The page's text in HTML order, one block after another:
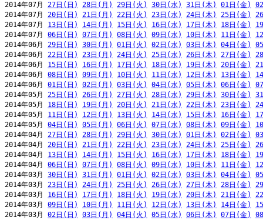
2014年07月 27日(日) 28日(月) 29日(火) 30日(水) 31日(木) 01日(金)
2014年07月 20日(日) 21日(月) 22日(火) 23日(水) 24日(木) 25日(金)
2014年07月 13日(日) 14日(月) 15日(火) 16日(水) 17日(木) 18日(金)
2014年07月 06日(日) 07日(月) 08日(火) 09日(水) 10日(木) 11日(金)
2014年06月 29日(日) 30日(月) 01日(火) 02日(水) 03日(木) 04日(金)
2014年06月 22日(日) 23日(月) 24日(火) 25日(水) 26日(木) 27日(金)
2014年06月 15日(日) 16日(月) 17日(火) 18日(水) 19日(木) 20日(金)
2014年06月 08日(日) 09日(月) 10日(火) 11日(水) 12日(木) 13日(金)
2014年06月 01日(日) 02日(月) 03日(火) 04日(水) 05日(木) 06日(金)
2014年05月 25日(日) 26日(月) 27日(火) 28日(水) 29日(木) 30日(金)
2014年05月 18日(日) 19日(月) 20日(火) 21日(水) 22日(木) 23日(金)
2014年05月 11日(日) 12日(月) 13日(火) 14日(水) 15日(木) 16日(金)
2014年05月 04日(日) 05日(月) 06日(火) 07日(水) 08日(木) 09日(金)
2014年04月 27日(日) 28日(月) 29日(火) 30日(水) 01日(木) 02日(金)
2014年04月 20日(日) 21日(月) 22日(火) 23日(水) 24日(木) 25日(金)
2014年04月 13日(日) 14日(月) 15日(火) 16日(水) 17日(木) 18日(金)
2014年04月 06日(日) 07日(月) 08日(火) 09日(水) 10日(木) 11日(金)
2014年03月 30日(日) 31日(月) 01日(火) 02日(水) 03日(木) 04日(金)
2014年03月 23日(日) 24日(月) 25日(火) 26日(水) 27日(木) 28日(金)
2014年03月 16日(日) 17日(月) 18日(火) 19日(水) 20日(木) 21日(金)
2014年03月 09日(日) 10日(月) 11日(火) 12日(水) 13日(木) 14日(金)
2014年03月 02日(日) 03日(月) 04日(火) 05日(水) 06日(木) 07日(金)